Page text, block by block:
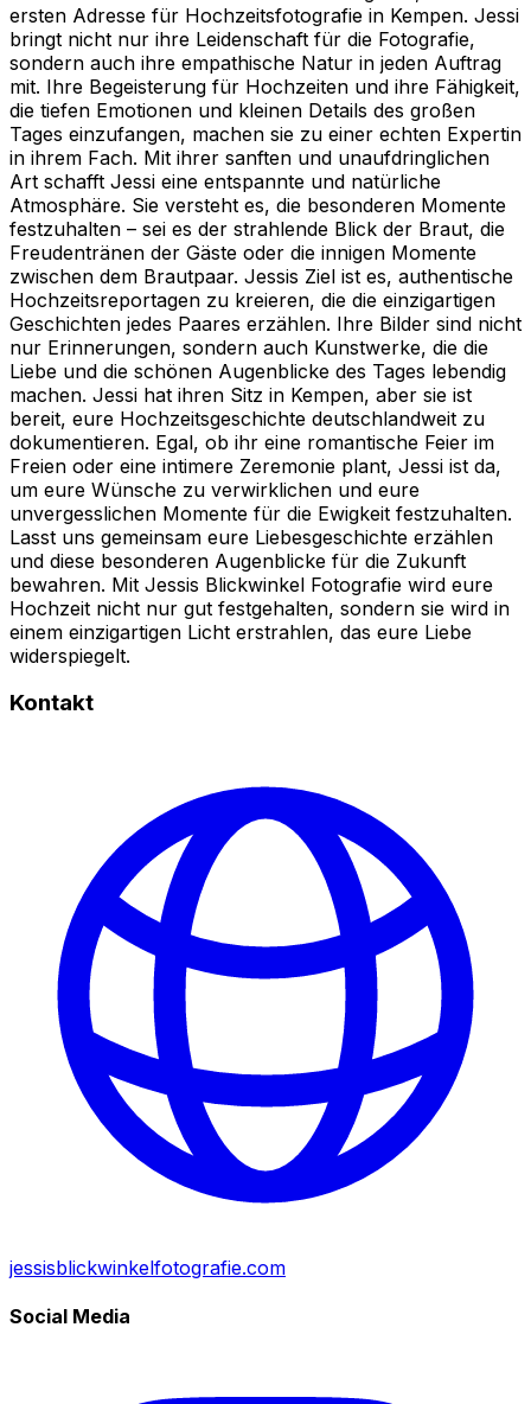
ersten Adresse für Hochzeitsfotografie in Kempen. Jessi
bringt nicht nur ihre Leidenschaft für die Fotografie,
sondern auch ihre empathische Natur in jeden Auftrag
mit. Ihre Begeisterung für Hochzeiten und ihre Fähigkeit,
die tiefen Emotionen und kleinen Details des großen
Tages einzufangen, machen sie zu einer echten Expertin
in ihrem Fach. Mit ihrer sanften und unaufdringlichen
Art schafft Jessi eine entspannte und natürliche
Atmosphäre. Sie versteht es, die besonderen Momente
festzuhalten – sei es der strahlende Blick der Braut, die
Freudentränen der Gäste oder die innigen Momente
zwischen dem Brautpaar. Jessis Ziel ist es, authentische
Hochzeitsreportagen zu kreieren, die die einzigartigen
Geschichten jedes Paares erzählen. Ihre Bilder sind nicht
nur Erinnerungen, sondern auch Kunstwerke, die die
Liebe und die schönen Augenblicke des Tages lebendig
machen. Jessi hat ihren Sitz in Kempen, aber sie ist
bereit, eure Hochzeitsgeschichte deutschlandweit zu
dokumentieren. Egal, ob ihr eine romantische Feier im
Freien oder eine intimere Zeremonie plant, Jessi ist da,
um eure Wünsche zu verwirklichen und eure
unvergesslichen Momente für die Ewigkeit festzuhalten.
Lasst uns gemeinsam eure Liebesgeschichte erzählen
und diese besonderen Augenblicke für die Zukunft
bewahren. Mit Jessis Blickwinkel Fotografie wird eure
Hochzeit nicht nur gut festgehalten, sondern sie wird in
einem einzigartigen Licht erstrahlen, das eure Liebe
widerspiegelt.
Kontakt
jessisblickwinkelfotografie.com
Social Media